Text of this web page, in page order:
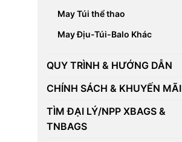
May Túi thể thao
May Địu-Túi-Balo Khác
QUY TRÌNH & HƯỚNG DẪN
CHÍNH SÁCH & KHUYẾN MÃI
TÌM ĐẠI LÝ/NPP XBAGS &
TNBAGS